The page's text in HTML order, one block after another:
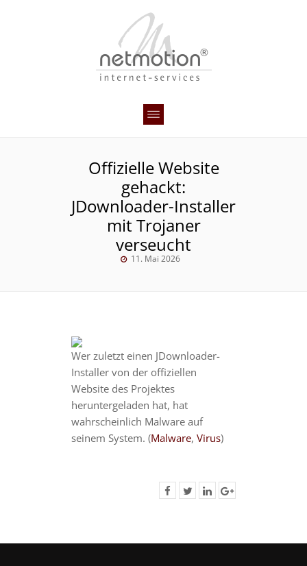
Offizielle Website
gehackt:
JDownloader-Installer
mit Trojaner
verseucht
11. Mai 2026
Wer zuletzt einen JDownloader-
Installer von der offiziellen
Website des Projektes
heruntergeladen hat, hat
wahrscheinlich Malware auf
seinem System. (Malware, Virus)